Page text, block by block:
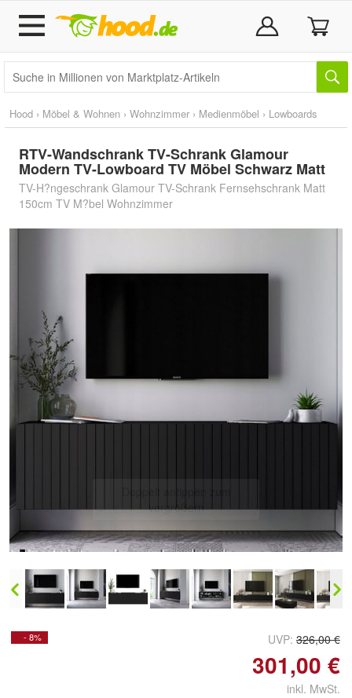
Hood › Möbel & Wohnen › Wohnzimmer › Medienmöbel › Lowboards
RTV-Wandschrank TV-Schrank Glamour
Modern TV-Lowboard TV Möbel Schwarz Matt
TV-H?ngeschrank Glamour TV-Schrank Fernsehschrank Matt
150cm TV M?bel Wohnzimmer
vergrößern
- 8% UVP: 326,00 €
301,00 €
inkl. MwSt.